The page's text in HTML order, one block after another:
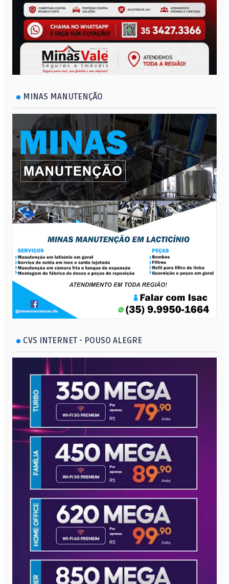
MINAS MANUTENÇÃO
CVS INTERNET - POUSO ALEGRE